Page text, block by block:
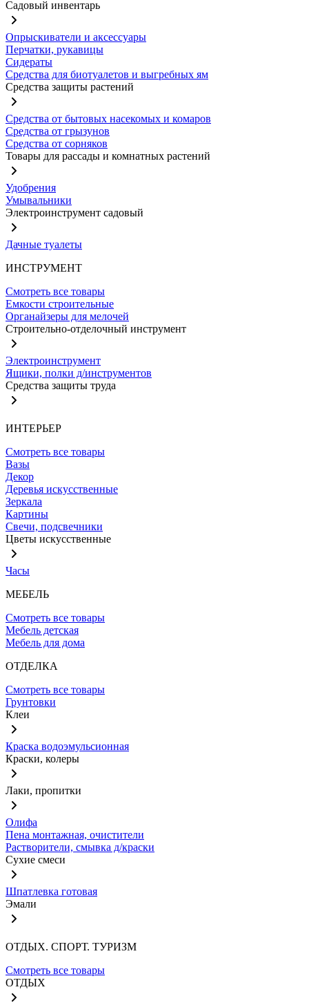
Садовый инвентарь
Опрыскиватели и аксессуары
Перчатки, рукавицы
Сидераты
Средства для биотуалетов и выгребных ям
Средства защиты растений
Средства от бытовых насекомых и комаров
Средства от грызунов
Средства от сорняков
Товары для рассады и комнатных растений
Удобрения
Умывальники
Электроинструмент садовый
Дачные туалеты
ИНСТРУМЕНТ
Смотреть все товары
Емкости строительные
Органайзеры для мелочей
Строительно-отделочный инструмент
Электроинструмент
Ящики, полки д/инструментов
Средства защиты труда
ИНТЕРЬЕР
Смотреть все товары
Вазы
Декор
Деревья искусственные
Зеркала
Картины
Свечи, подсвечники
Цветы искусственные
Часы
МЕБЕЛЬ
Смотреть все товары
Мебель детская
Мебель для дома
ОТДЕЛКА
Смотреть все товары
Грунтовки
Клеи
Краска водоэмульсионная
Краски, колеры
Лаки, пропитки
Олифа
Пена монтажная, очистители
Растворители, смывка д/краски
Сухие смеси
Шпатлевка готовая
Эмали
ОТДЫХ. СПОРТ. ТУРИЗМ
Смотреть все товары
ОТДЫХ